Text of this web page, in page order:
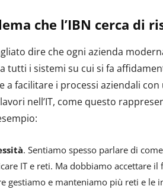
che l’IBN cerca di
dire che ogni azienda
tutti i sistemi su cui si fa
a facilitare i processi aziendali
nell’IT, come questo
. Sentiamo spesso parlare di
IT e reti. Ma dobbiamo accettare
gestiamo e manteniamo più reti e le